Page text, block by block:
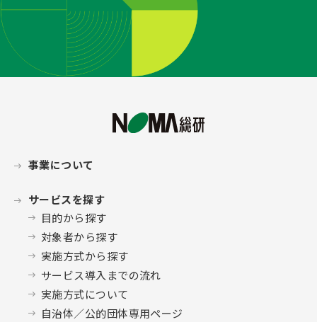
事業について
サービスを探す
目的から探す
対象者から探す
実施方式から探す
サービス導入までの流れ
実施方式について
自治体／公的団体専用ページ